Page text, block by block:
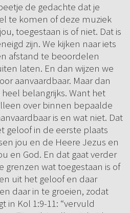
de gedachte dat je
te komen of deze muziek
toegestaan is of niet. Dat is
zijn. We kijken naar iets
afstand te beoordelen
laten. En dan wijzen we
aanvaardbaar. Maar dan
belangrijks. Want het
over binnen bepaalde
is en wat niet. Dat
geloof in de eerste plaats
jou en de Heere Jezus en
en God. En dat gaat verder
grenzen wat toegestaan is of
uit het geloof en daar
daar in te groeien, zodat
in Kol 1:9-11: “vervuld